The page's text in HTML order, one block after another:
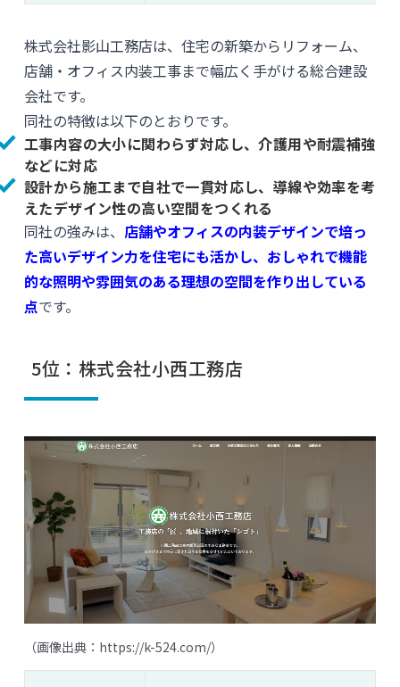
株式会社影山工務店は、住宅の新築からリフォーム、
店舗・オフィス内装工事まで幅広く手がける総合建設
会社です。
同社の特徴は以下のとおりです。
工事内容の大小に関わらず対応し、介護用や耐震補強
などに対応
設計から施工まで自社で一貫対応し、導線や効率を考
えたデザイン性の高い空間をつくれる
同社の強みは、 店舗やオフィスの内装デザインで培っ
た高いデザイン力を住宅にも活かし、おしゃれで機能
的な照明や雰囲気のある理想の空間を作り出している
点です。
5位：株式会社小西工務店
（画像出典： https://k-524.com/）